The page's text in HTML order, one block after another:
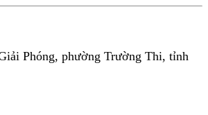
Phóng, phường Trường Thi, tỉnh